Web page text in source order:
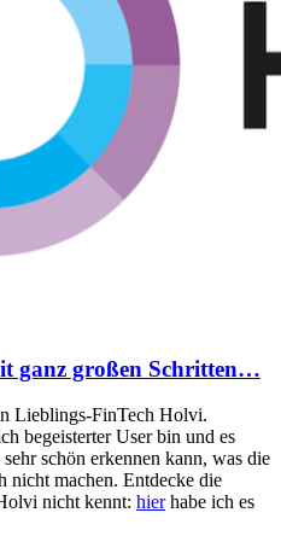
ganz großen Schritten…
Lieblings-FinTech Holvi.
begeisterter User bin und es
schön erkennen kann, was die
nicht machen. Entdecke die
nicht kennt: hierhabe ich es